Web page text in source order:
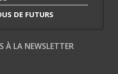
DE FUTURS
À LA NEWSLETTER